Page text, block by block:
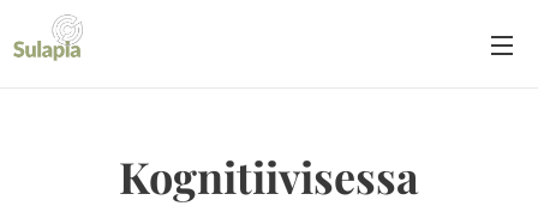
Kognitiivisessa